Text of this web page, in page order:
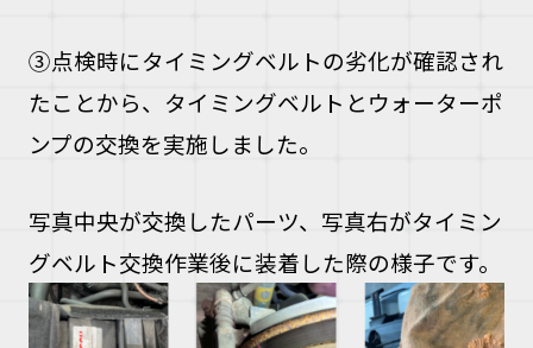
③点検時にタイミングベルトの劣化が確認され
たことから、タイミングベルトとウォーターポ
ンプの交換を実施しました。
写真中央が交換したパーツ、写真右がタイミン
グベルト交換作業後に装着した際の様子です。